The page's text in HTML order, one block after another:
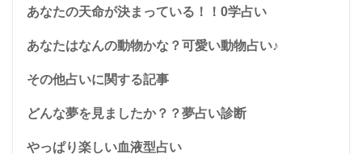
あなたの天命が決まっている！！0学占い
あなたはなんの動物かな？可愛い動物占い♪
その他占いに関する記事
どんな夢を見ましたか？？夢占い診断
やっぱり楽しい血液型占い